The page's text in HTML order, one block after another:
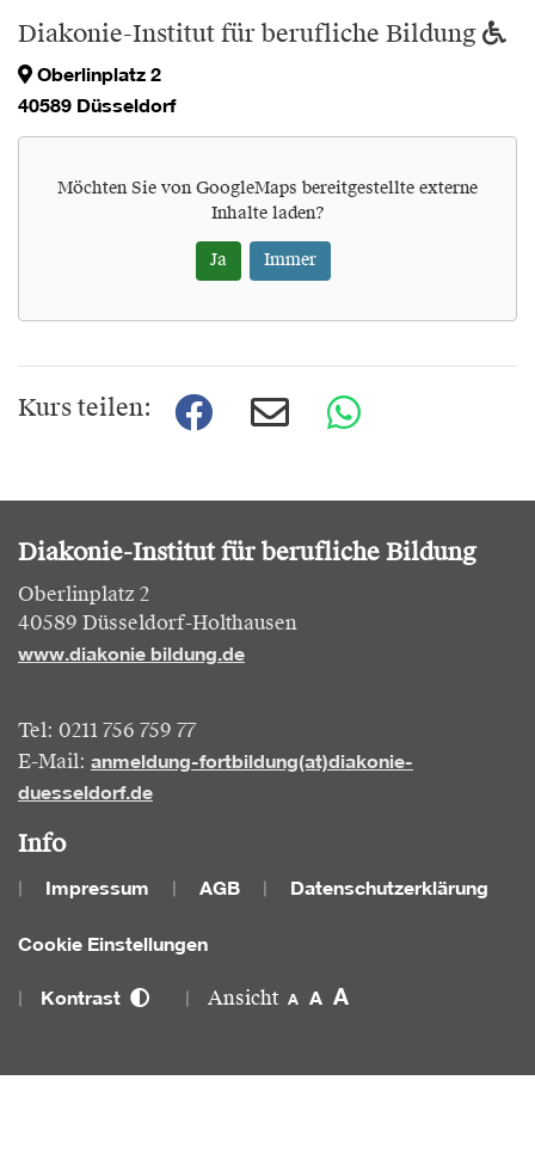
Diakonie-Institut für berufliche Bildung
Oberlinplatz 2
40589 Düsseldorf
Möchten Sie von GoogleMaps bereitgestellte externe
Inhalte laden?
Ja Immer
Kurs teilen:
Diakonie-Institut für berufliche Bildung
Oberlinplatz 2
40589 Düsseldorf-Holthausen
www.diakonie bildung.de
Tel: 0211 756 759 77
E-Mail: anmeldung-fortbildung(at)diakonie-
duesseldorf.de
Info
Impressum
AGB Datenschutzerklärung
Cookie Einstellungen
Kontrast Ansicht A A A